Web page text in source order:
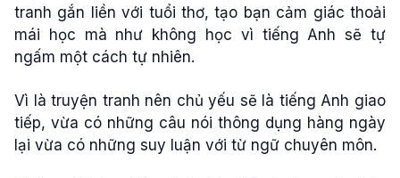
tranh gắn liền với tuổi thơ, tạo bạn cảm giác thoải
mái học mà như không học vì tiếng Anh sẽ tự
ngấm một cách tự nhiên.
Vì là truyện tranh nên chủ yếu sẽ là tiếng Anh giao
tiếp, vừa có những câu nói thông dụng hàng ngày
lại vừa có những suy luận với từ ngữ chuyên môn.